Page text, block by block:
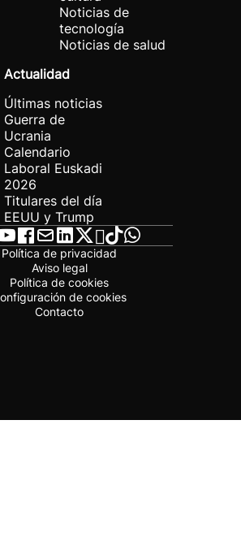
Noticias de
tecnología
Noticias de salud
Actualidad
Últimas noticias
Guerra de
Ucrania
Calendario
Laboral Euskadi
2026
Titulares del día
EEUU y Trump
Política de privacidad
Aviso legal
Política de cookies
de cookies
Contacto